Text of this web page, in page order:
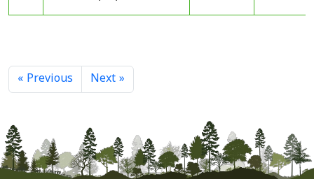
« Previous Next »